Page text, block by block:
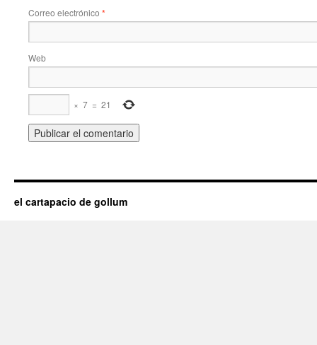
Correo electrónico *
Web
× 7 = 21
el cartapacio de gollum